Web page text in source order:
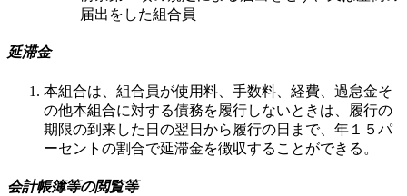
届出をした組合員
延滞金
本組合は、組合員が使用料、手数料、経費、過怠金そ
の他本組合に対する債務を履行しないときは、履行の
期限の到来した日の翌日から履行の日まで、年１５パ
ーセントの割合で延滞金を徴収することができる。
会計帳簿等の閲覧等